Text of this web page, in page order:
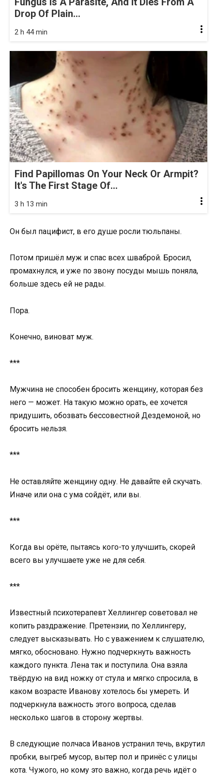
Drop Of Plain...
2 h 44 min
Find Papillomas On Your Neck Or Armpit?
It's The First Stage Of...
3 h 13 min
Он был пацифист, в его душе росли тюльпаны.
Потом пришёл муж и спас всех шваброй. Бросил,
промахнулся, и уже по звону посуды мышь поняла,
больше здесь ей не рады.
Пора.
Конечно, виноват муж.
***
Мужчина не способен бросить женщину, которая без
него — может. На такую можно орать, ее хочется
придушить, обозвать бессовестной Дездемоной, но
бросить нельзя.
***
Не оставляйте женщину одну. Не давайте ей скучать.
Иначе или она с ума сойдёт, или вы.
***
Когда вы орёте, пытаясь кого-то улучшить, скорей
всего вы улучшаете уже не для себя.
***
Известный психотерапевт Хеллингер советовал не
копить раздражение. Претензии, по Хеллингеру,
следует высказывать. Но с уважением к слушателю,
мягко, обосновано. Нужно подчеркнуть важность
каждого пункта. Лена так и поступила. Она взяла
твёрдую на вид ножку от стула и мягко спросила, в
каком возрасте Иванову хотелось бы умереть. И
подчеркнула важность этого вопроса, сделав
несколько шагов в сторону жертвы.
В следующие полчаса Иванов устранил течь, вкрутил
пробки, выгреб мусор, вытер пол и принёс с улицы
кота. Чужого, но кому это важно, когда речь идёт о